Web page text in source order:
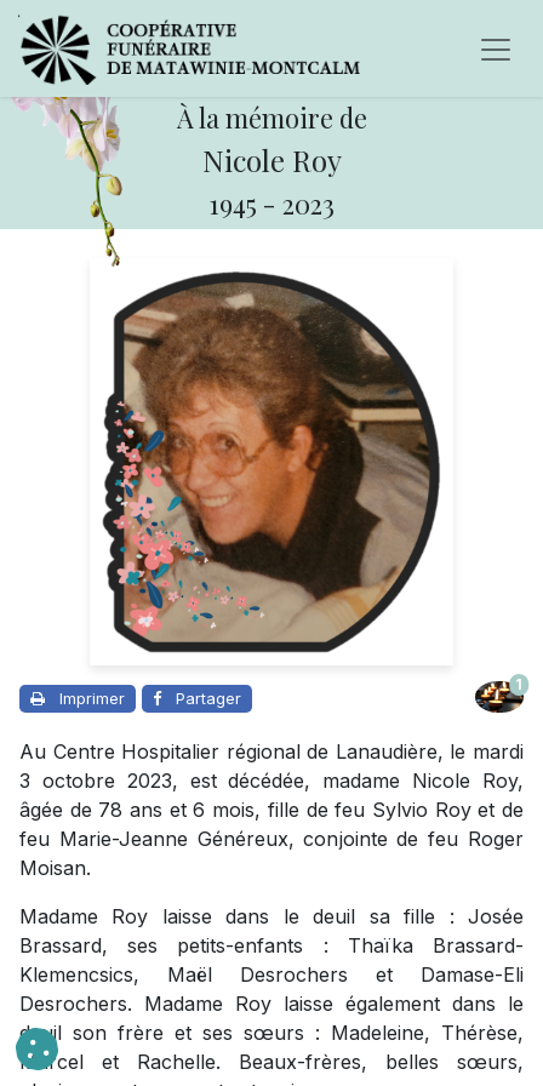
À la mémoire de
Nicole Roy
1945 - 2023
Imprimer Partager
1
Au Centre Hospitalier régional de Lanaudière, le mardi
3 octobre 2023, est décédée, madame Nicole Roy,
âgée de 78 ans et 6 mois, fille de feu Sylvio Roy et de
feu Marie-Jeanne Généreux, conjointe de feu Roger
Moisan.
Madame Roy laisse dans le deuil sa fille : Josée
Brassard, ses petits-enfants : Thaïka Brassard-
Klemencsics, Maël Desrochers et Damase-Eli
Desrochers. Madame Roy laisse également dans le
deuil son frère et ses sœurs : Madeleine, Thérèse,
Marcel et Rachelle. Beaux-frères, belles sœurs,